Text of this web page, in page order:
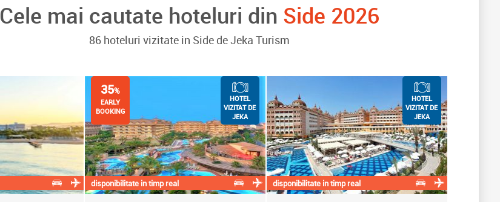
Cele mai cautate hoteluri din Side 2026
86 hoteluri vizitate in Side de Jeka Turism
disponibilitate in timp real
35%
EARLY
BOOKING
HOTEL
VIZITAT DE
JEKA
disponibilitate in timp real
HOTEL
VIZITAT DE
JEKA